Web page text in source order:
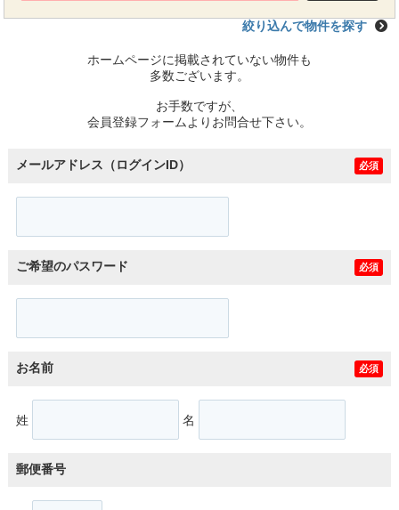
絞り込んで物件を探す
ホームページに掲載されていない物件も
多数ございます。
お手数ですが、
会員登録フォームよりお問合せ下さい。
メールアドレス（ログインID） 必須
ご希望のパスワード 必須
お名前 必須
姓 名
郵便番号